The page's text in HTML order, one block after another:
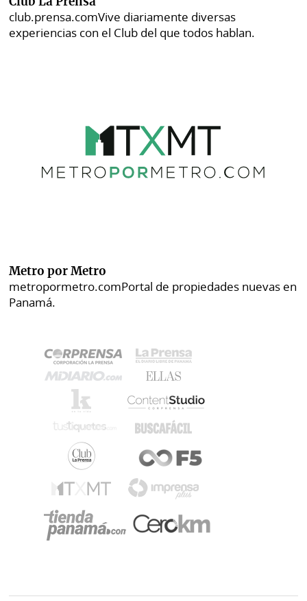
club.prensa.comVive diariamente diversas
experiencias con el Club del que todos hablan.
Metro por Metro
metropormetro.comPortal de propiedades nuevas en
Panamá.